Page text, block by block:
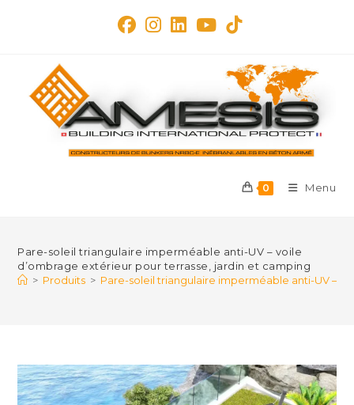
0 Menu
Pare-soleil triangulaire imperméable anti-UV – voile
d’ombrage extérieur pour terrasse, jardin et camping
> Produits > Pare-soleil triangulaire imperméable anti-UV –